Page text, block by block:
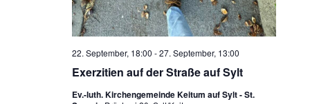
Exerzitien auf der Straße auf Sylt
22. September, 18:00 -27. September, 13:00
Ev.-luth. Kirchengemeinde Keitum auf Sylt - St.